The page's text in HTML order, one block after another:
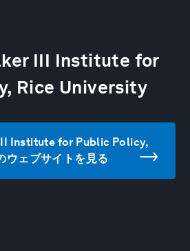
III Institute for
Rice University
Institute for Public Policy,
ウェブサイトを見る